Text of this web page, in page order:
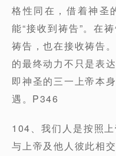
格性同在，借着神圣
能“接收到祷告”。在
祷告，也在接收祷告
的最终动力不只是表
即神圣的三一上帝本
遇。P346
104、我们人是按照
与上帝及他人彼此相